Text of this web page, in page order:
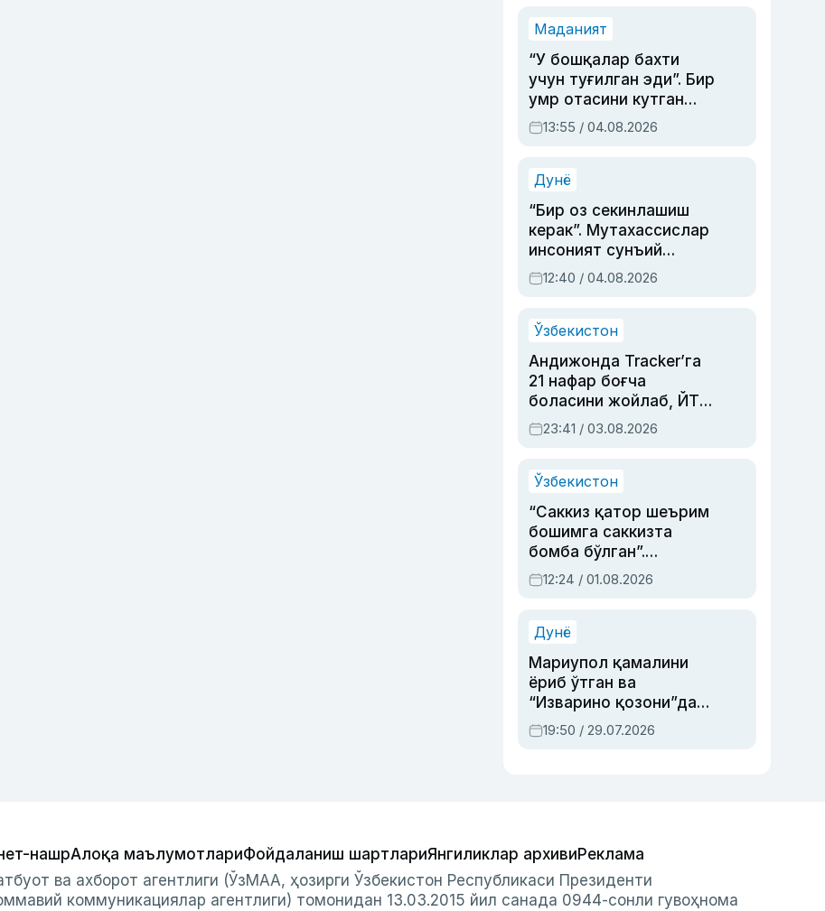
Маданият
“У бошқалар бахти
учун туғилган эди”. Бир
умр отасини кутган
актриса ва дубльяж
устаси Римма
синовларга тўла ҳаёти
13:55 / 04.08.2026
Дунё
“Бир оз секинлашиш
керак”. Мутахассислар
инсоният сунъий
интеллектни бошқара
олмай қолишидан
12:40 / 04.08.2026
Ўзбекистон
Андижонда Tracker’га
21 нафар боғча
боласини жойлаб, ЙТҲ
содир этган аёлга суд
ҳукми ўқилди
23:41 / 03.08.2026
Ўзбекистон
“Саккиз қатор шеърим
бошимга саккизта
бомба бўлган”.
Абдулла Ориповни
сиёсий айбловлардан
12:24 / 01.08.2026
Дунё
Мариупол қамалини
ёриб ўтган ва
“Изварино қозони”дан
чиққан қаҳрамон —
Украина армияси бош
19:50 / 29.07.2026
нашрАлоқа маълумотлариФойдаланиш шартлариЯнгиликлар архивиРеклама
ва ахборот агентлиги (ЎзМАА, ҳозирги Ўзбекистон Республикаси Президенти
коммуникациялар агентлиги) томонидан 13.03.2015 йил санада 0944-сонли гувоҳнома